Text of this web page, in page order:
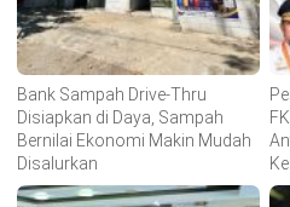
Bank Sampah Drive-Thru
Disiapkan di Daya, Sampah
Bernilai Ekonomi Makin Mudah
Disalurkan